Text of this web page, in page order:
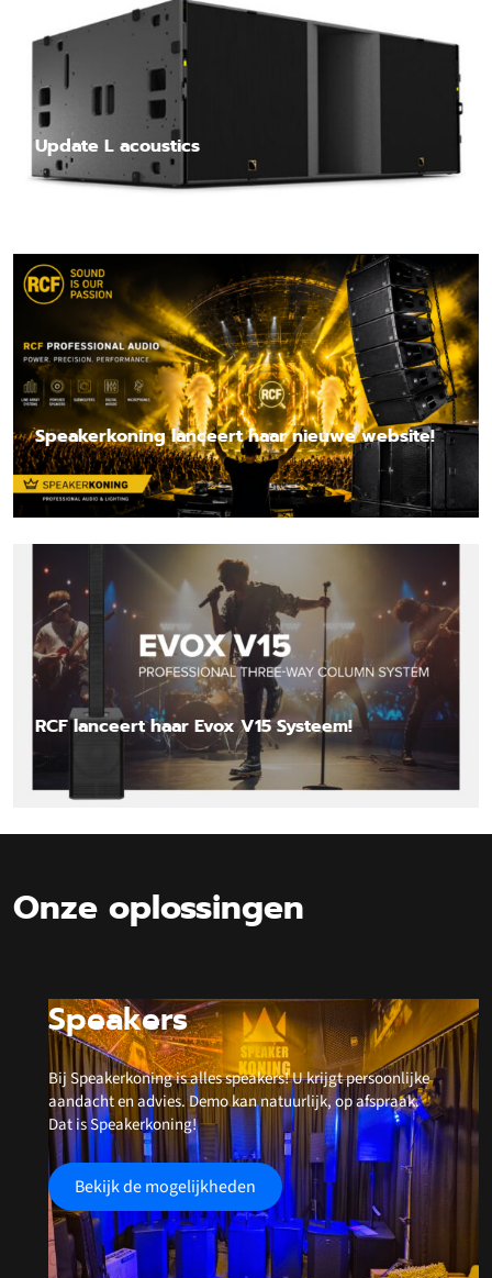
Update L acoustics
Speakerkoning lanceert haar nieuwe website!
Lees nieuwsbericht
RCF lanceert haar Evox V15 Systeem!
Lees nieuwsbericht
Onze oplossingen
Speakers
Bij Speakerkoning is alles speakers! U krijgt persoonlijke
aandacht en advies. Demo kan natuurlijk, op afspraak.
Dat is Speakerkoning!
Bekijk de mogelijkheden